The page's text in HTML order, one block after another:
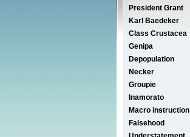
President Grant
Karl Baedeker
Class Crustacea
Genipa
Depopulation
Necker
Groupie
Inamorato
Macro instruction
Falsehood